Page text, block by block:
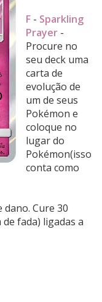
F - Sparkling
Prayer -
Procure no
seu deck uma
carta de
evolução de
um de seus
Pokémon e
coloque no
lugar do
Pokémon(isso
conta como
dano. Cure 30
fada) ligadas a